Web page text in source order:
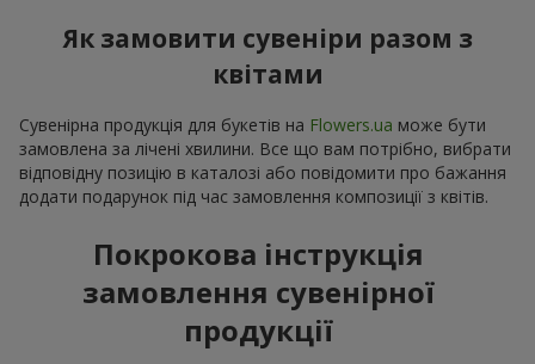
Як замовити сувеніри разом з
квітами
Сувенірна продукція для букетів на Flowers.ua може бути
замовлена за лічені хвилини. Все що вам потрібно, вибрати
відповідну позицію в каталозі або повідомити про бажання
додати подарунок під час замовлення композиції з квітів.
Покрокова інструкція
замовлення сувенірної
продукції